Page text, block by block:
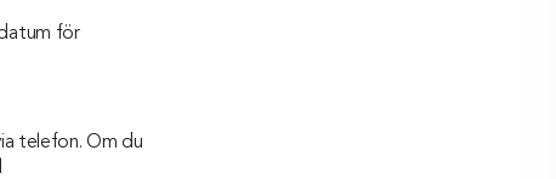
för
telefon. Om du